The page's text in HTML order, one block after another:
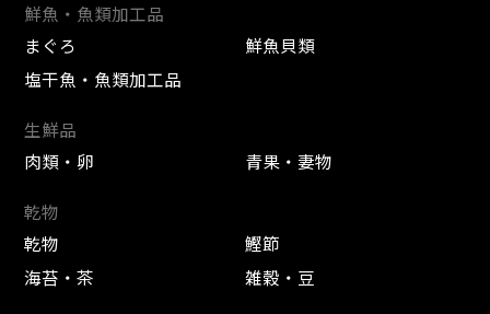
鮮魚・魚類加工品
まぐろ
鮮魚貝類
塩干魚・魚類加工品
生鮮品
肉類・卵
青果・妻物
乾物
乾物
鰹節
海苔・茶
雑穀・豆